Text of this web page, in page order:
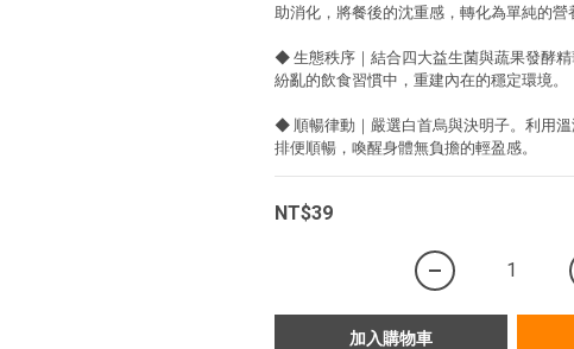
助消化，將餐後的沈重感，轉化為單純的營
◆ 生態秩序｜結合四大益生菌與蔬果發酵
紛亂的飲食習慣中，重建內在的穩定環境。
◆ 順暢律動｜嚴選白首烏與決明子。利用
排便順暢，喚醒身體無負擔的輕盈感。
NT$39
加入購物車